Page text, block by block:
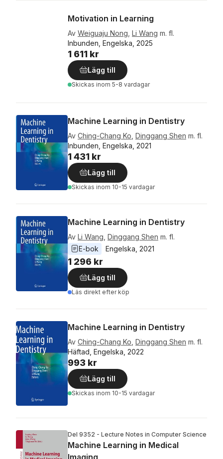
Motivation in Learning
Av Weiguaju Nong Li Wang m. fl.
Inbunden, Engelska, 2025
1 611 kr
Lägg till
Skickas inom 5-8 vardagar
Machine Learning in Dentistry
Av Ching-Chang Ko Dinggang Shen m. fl.
Inbunden, Engelska, 2021
1 431 kr
Lägg till
Skickas inom 10-15 vardagar
Machine Learning in Dentistry
Av Li Wang Dinggang Shen m. fl.
E-bok
Engelska 2021
1 296 kr
Lägg till
Läs direkt efter köp
Machine Learning in Dentistry
Av Ching-Chang Ko Dinggang Shen m. fl.
Häftad, Engelska, 2022
993 kr
Lägg till
Skickas inom 10-15 vardagar
Del 9352 - Lecture Notes in Computer Science
Machine Learning in Medical